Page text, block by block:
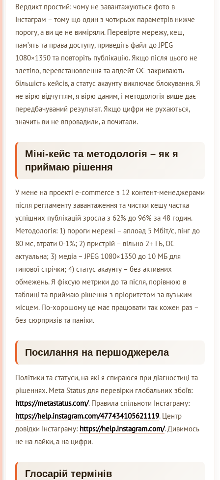
Вердикт простий: чому не завантажуються фото в
Інстаграм – тому що один з чотирьох параметрів нижче
порогу, а ви це не виміряли. Перевірте мережу, кеш,
пам’ять та права доступу, приведіть файл до JPEG
1080×1350 та повторіть публікацію. Якщо після цього не
злетіло, перевстановлення та апдейт ОС закривають
більшість кейсів, а статус акаунту виключає блокування. Я
не вірю відчуттям, я вірю даним, і методологія вище дає
передбачуваний результат. Якщо цифри не рухаються,
значить ви не впровадили, а почитали.
Міні-кейс та методологія – як я
приймаю рішення
У мене на проекті e-commerce з 12 контент-менеджерами
після регламенту завантаження та чистки кешу частка
успішних публікацій зросла з 62% до 96% за 48 годин.
Методологія: 1) пороги мережі – аплоад 5 Мбіт/с, пінг до
80 мс, втрати 0-1%; 2) пристрій – вільно 2+ ГБ, ОС
актуальна; 3) медіа – JPEG 1080×1350 до 10 МБ для
типової стрічки; 4) статус акаунту – без активних
обмежень. Я фіксую метрики до та після, порівнюю в
таблиці та приймаю рішення з пріоритетом за вузьким
місцем. По-хорошому це має працювати так кожен раз –
без сюрпризів та паніки.
Посилання на першоджерела
Політики та статуси, на які я спираюся при діагностиці та
рішеннях. Meta Status для перевірки глобальних збоїв:
https://metastatus.com/. Правила спільноти Інстаграму:
https://help.instagram.com/477434105621119. Центр
довідки Інстаграму: https://help.instagram.com/. Дивимось
не на лайки, а на цифри.
Глосарій термінів